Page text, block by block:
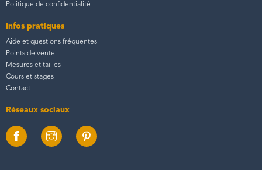
Politique de confidentialité
Infos pratiques
Aide et questions fréquentes
Points de vente
Mesures et tailles
Cours et stages
Contact
Réseaux sociaux